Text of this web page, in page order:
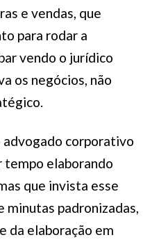
e vendas, que
para rodar a
vendo o jurídico
os negócios, não
advogado corporativo
tempo elaborando
que invista esse
minutas padronizadas,
da elaboração em